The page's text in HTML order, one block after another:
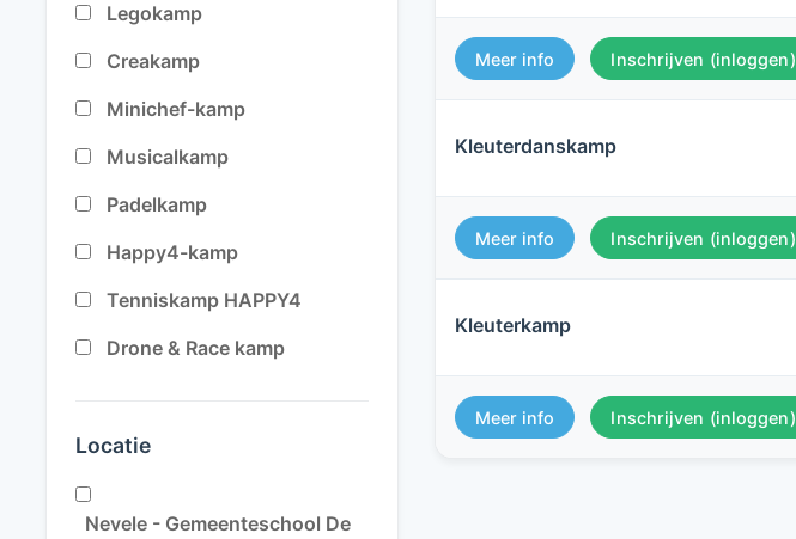
Legokamp
Creakamp
Minichef-kamp
Musicalkamp
Padelkamp
Happy4-kamp
Tenniskamp HAPPY4
Drone & Race kamp
Locatie
Nevele - Gemeenteschool De
Meer info Inschrijven (inloggen)
Kleuterdanskamp
Meer info Inschrijven (inloggen)
Kleuterkamp
Meer info Inschrijven (inloggen)